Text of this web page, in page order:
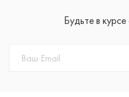
Будьте в